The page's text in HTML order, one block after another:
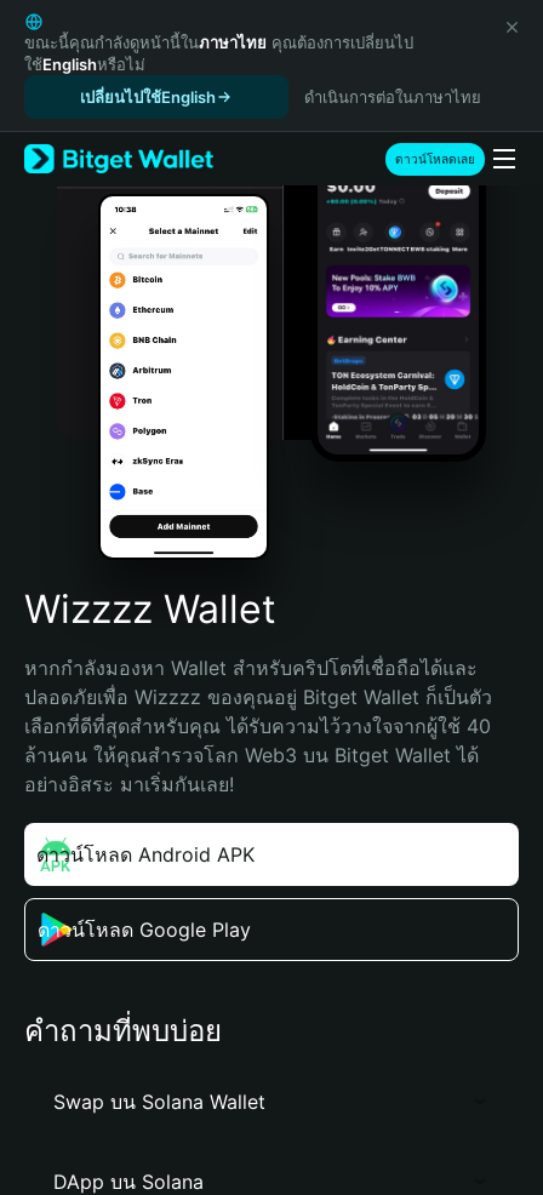
English
日本語
Tiếng Việt
Español (Latinoamérica)
Türkçe
Italiano
Português (Portugal)
Bahasa Indonesia
Português (Brasil)
Español (Argentina)
ขณะนี้คุณกำลังดูหน้านี้ในภาษาไทย คุณต้องการเปลี่ยนไป
ใช้Englishหรือไม่
เปลี่ยนไปใช้English
ดำเนินการต่อในภาษาไทย
ดาวน์โหลดเลย
Wizzzz Wallet
หากกำลังมองหา Wallet สำหรับคริปโตที่เชื่อถือได้และ
ปลอดภัยเพื่อ Wizzzz ของคุณอยู่ Bitget Wallet ก็เป็นตัว
เลือกที่ดีที่สุดสำหรับคุณ ได้รับความไว้วางใจจากผู้ใช้ 40
ล้านคน ให้คุณสำรวจโลก Web3 บน Bitget Wallet ได้
อย่างอิสระ มาเริ่มกันเลย!
ดาวน์โหลด Android APK
ดาวน์โหลด Google Play
คำถามที่พบบ่อย
Swap บน Solana Wallet
DApp บน Solana